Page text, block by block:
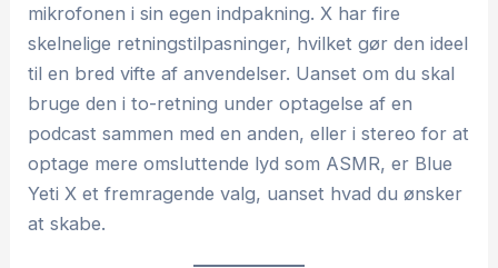
mikrofonen i sin egen indpakning. X har fire
skelnelige retningstilpasninger, hvilket gør den ideel
til en bred vifte af anvendelser. Uanset om du skal
bruge den i to-retning under optagelse af en
podcast sammen med en anden, eller i stereo for at
optage mere omsluttende lyd som ASMR, er Blue
Yeti X et fremragende valg, uanset hvad du ønsker
at skabe.